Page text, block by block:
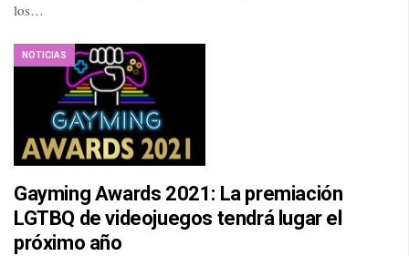
los…
NOTICIAS
Gayming Awards 2021: La premiación
LGTBQ de videojuegos tendrá lugar el
próximo año